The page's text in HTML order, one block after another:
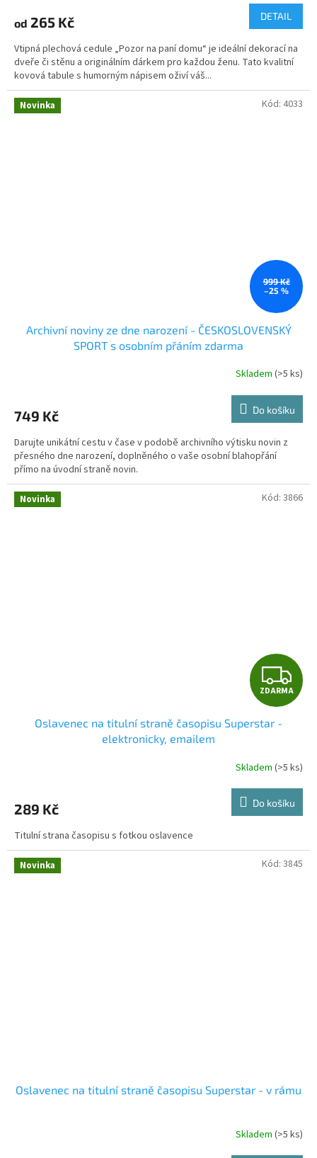
od 265 Kč DETAIL
Vtipná plechová cedule „Pozor na paní domu“ je ideální dekorací na
dveře či stěnu a originálním dárkem pro každou ženu. Tato kvalitní
kovová tabule s humorným nápisem oživí váš...
Novinka
999 Kč
–25 %
Archivní noviny ze dne narození - ČESKOSLOVENSKÝ
SPORT s osobním přáním zdarma
Skladem (>5 ks)
749 Kč Do košíku
Darujte unikátní cestu v čase v podobě archivního výtisku novin z
přesného dne narození, doplněného o vaše osobní blahopřání
přímo na úvodní straně novin.
Kód: 4033
Novinka
Z
D
R
M
A
ZDARMA
Oslavenec na titulní straně časopisu Superstar -
elektronicky, emailem
Skladem (>5 ks)
289 Kč Do košíku
Titulní strana časopisu s fotkou oslavence
Kód: 3866
Novinka
Oslavenec na titulní straně časopisu Superstar - v rámu
Skladem (>5 ks)
Kód: 3845